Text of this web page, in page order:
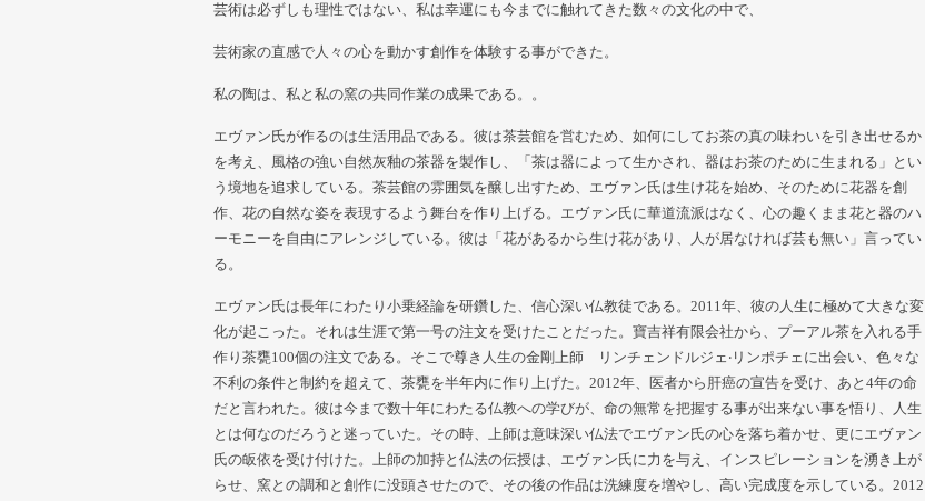
芸術は必ずしも理性ではない、私は幸運にも今までに触れてきた数々の文化の中で、
芸術家の直感で人々の心を動かす創作を体験する事ができた。
私の陶は、私と私の窯の共同作業の成果である。。
エヴァン氏が作るのは生活用品である。彼は茶芸館を営むため、如何にしてお茶の真の味わいを引き出せるか
を考え、風格の強い自然灰釉の茶器を製作し、「茶は器によって生かされ、器はお茶のために生まれる」とい
う境地を追求している。茶芸館の雰囲気を醸し出すため、エヴァン氏は生け花を始め、そのために花器を創
作、花の自然な姿を表現するよう舞台を作り上げる。エヴァン氏に華道流派はなく、心の趣くまま花と器のハ
ーモニーを自由にアレンジしている。彼は「花があるから生け花があり、人が居なければ芸も無い」言ってい
る。
エヴァン氏は長年にわたり小乗経論を研鑽した、信心深い仏教徒である。2011年、彼の人生に極めて大きな変
化が起こった。それは生涯で第一号の注文を受けたことだった。寶吉祥有限会社から、プーアル茶を入れる手
作り茶甕100個の注文である。そこで尊き人生の金剛上師 リンチェンドルジェ‧リンポチェに出会い、色々な
不利の条件と制約を超えて、茶甕を半年内に作り上げた。2012年、医者から肝癌の宣告を受け、あと4年の命
だと言われた。彼は今まで数十年にわたる仏教への学びが、命の無常を把握する事が出来ない事を悟り、人生
とは何なのだろうと迷っていた。その時、上師は意味深い仏法でエヴァン氏の心を落ち着かせ、更にエヴァン
氏の皈依を受け付けた。上師の加持と仏法の伝授は、エヴァン氏に力を与え、インスピレーションを湧き上が
らせ、窯との調和と創作に没頭させたので、その後の作品は洗練度を増やし、高い完成度を示している。 2012